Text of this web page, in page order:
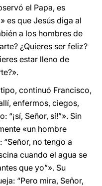
el Papa, es
es que Jesús diga al
a los hombres de
¿Quieres ser feliz?
estar lleno de
continuó Francisco,
enfermos, ciegos,
Señor, sí!”». Sin
«un hombre
no tengo a
cuando el agua se
que yo”». Su
“Pero mira, Señor,